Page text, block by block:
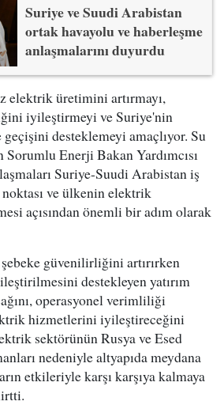
Suriye ve Suudi Arabistan
ortak havayolu ve haberleşme
anlaşmalarını duyurdu
elektrik üretimini artırmayı,
iyileştirmeyi ve Suriye'nin
desteklemeyi amaçlıyor. Su
Enerji Bakan Yardımcısı
Suriye-Suudi Arabistan iş
ve ülkenin elektrik
açısından önemli bir adım olarak
güvenilirliğini artırırken
destekleyen yatırım
operasyonel verimliliği
hizmetlerini iyileştireceğini
sektörünün Rusya ve Esed
nedeniyle altyapıda meydana
etkileriyle karşı karşıya kalmaya